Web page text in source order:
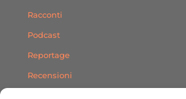
Racconti
Podcast
Reportage
Recensioni